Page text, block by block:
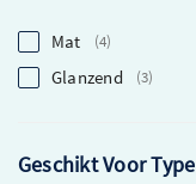
Mat 4
Glanzend 3
Geschikt Voor Type